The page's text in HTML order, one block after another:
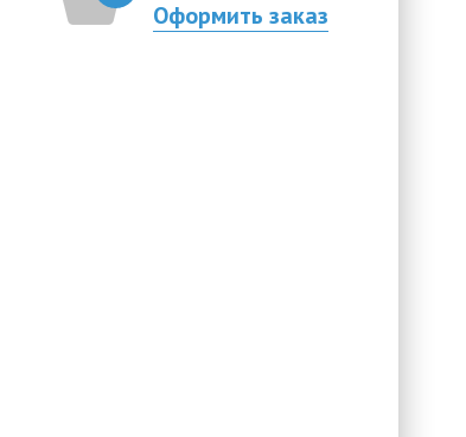
Оформить заказ